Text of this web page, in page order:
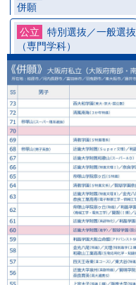
特別選抜／一般選抜
（専門学科）
併願